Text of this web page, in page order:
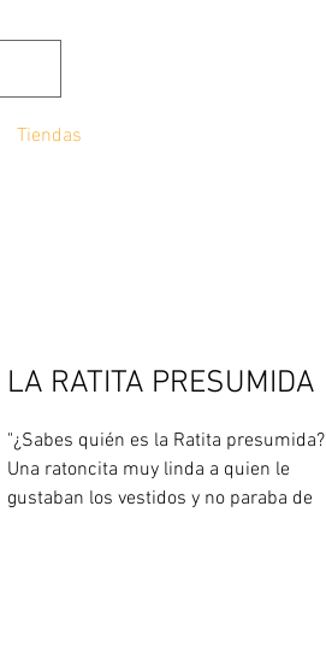
Tiendas
LA RATITA PRESUMIDA
"¿Sabes quién es la Ratita presumida?
Una ratoncita muy linda a quien le
gustaban los vestidos y no paraba de